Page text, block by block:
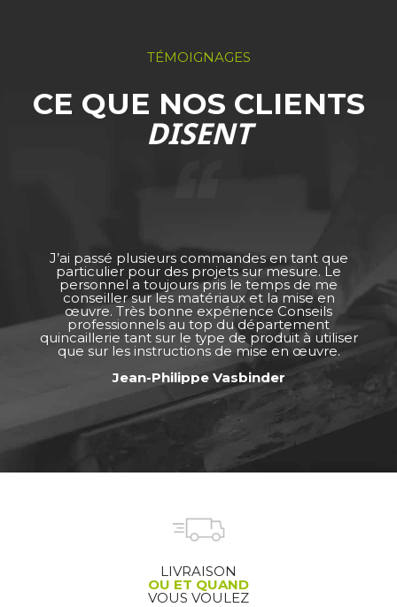
TÉMOIGNAGES
CE QUE NOS CLIENTS
DISENT
J’ai passé plusieurs commandes en tant que
particulier pour des projets sur mesure. Le
personnel a toujours pris le temps de me
conseiller sur les matériaux et la mise en
œuvre. Très bonne expérience Conseils
professionnels au top du département
quincaillerie tant sur le type de produit à utiliser
que sur les instructions de mise en œuvre.
Jean-Philippe Vasbinder
LIVRAISON
OU ET QUAND
VOUS VOULEZ